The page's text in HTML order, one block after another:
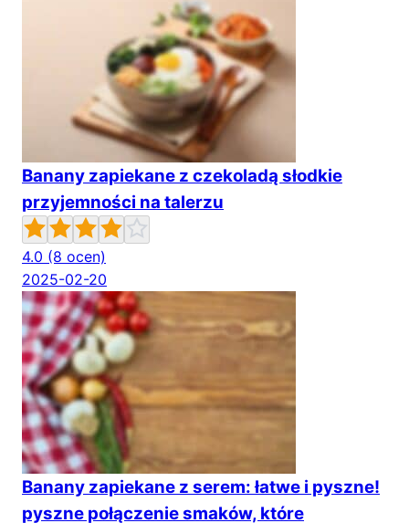
Banany zapiekane z czekoladą słodkie
przyjemności na talerzu
4.0 (8 ocen)
2025-02-20
Banany zapiekane z serem: łatwe i pyszne!
pyszne połączenie smaków, które